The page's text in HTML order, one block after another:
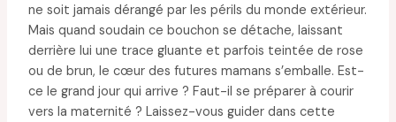
ne soit jamais dérangé par les périls du monde extérieur.
Mais quand soudain ce bouchon se détache, laissant
derrière lui une trace gluante et parfois teintée de rose
ou de brun, le cœur des futures mamans s’emballe. Est-
ce le grand jour qui arrive ? Faut-il se préparer à courir
vers la maternité ? Laissez-vous guider dans cette